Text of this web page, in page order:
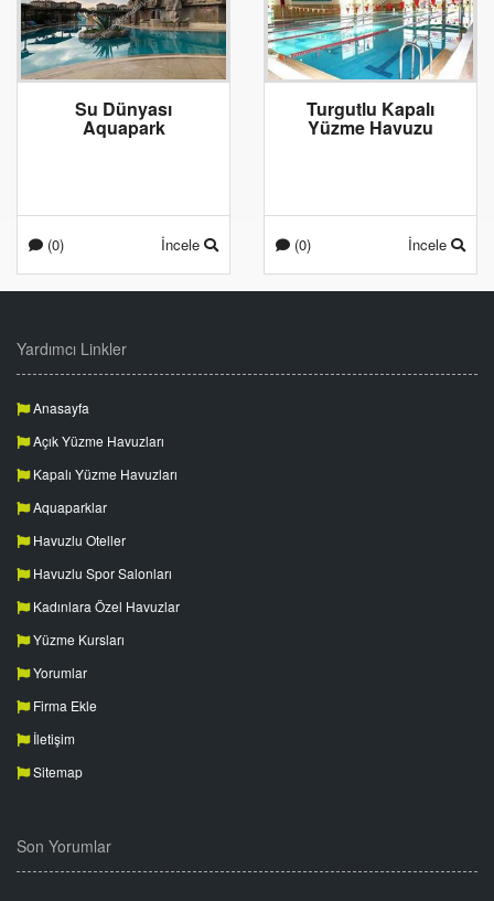
Su Dünyası
Aquapark
(0) İncele
Turgutlu Kapalı
Yüzme Havuzu
(0) İncele
Yardımcı Linkler
Anasayfa
Açık Yüzme Havuzları
Kapalı Yüzme Havuzları
Aquaparklar
Havuzlu Oteller
Havuzlu Spor Salonları
Kadınlara Özel Havuzlar
Yüzme Kursları
Yorumlar
Firma Ekle
İletişim
Sitemap
Son Yorumlar